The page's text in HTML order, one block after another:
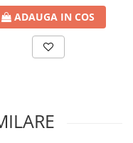
ADAUGA IN COS